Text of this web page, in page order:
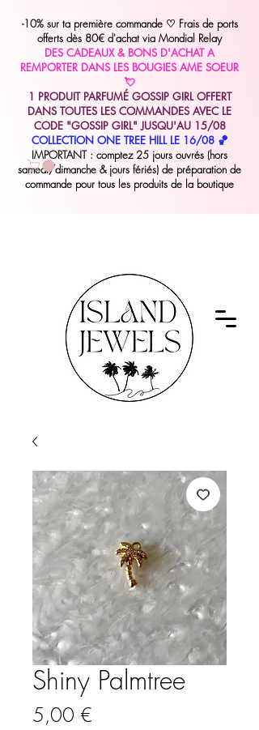
-10% sur ta première commande ♡ Frais de ports
offerts dès 80€ d'achat via Mondial Relay
DES CADEAUX & BONS D'ACHAT A
REMPORTER DANS LES BOUGIES AME SOEUR
💘
1 PRODUIT PARFUMÉ GOSSIP GIRL OFFERT
DANS TOUTES LES COMMANDES AVEC LE
CODE "GOSSIP GIRL" JUSQU'AU 15/08
COLLECTION ONE TREE HILL LE 16/08 🏀
IMPORTANT : comptez 25 jours ouvrés (hors
samedi/dimanche & jours fériés) de préparation de
commande pour tous les produits de la boutique
Shiny Palmtree
5,00 €